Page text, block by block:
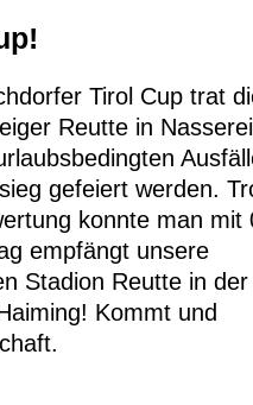
Tirol Cup trat
Reutte in
gefeiert werden.
konnte man mit
empfängt unsere
Stadion Reutte in
Kommt und